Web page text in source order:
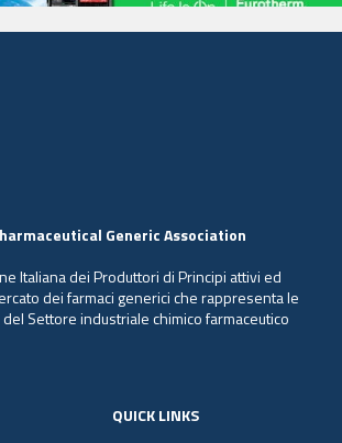
Generic Association
Italiana dei Produttori di Principi attivi ed
dei farmaci generici che rappresenta le
Settore industriale chimico farmaceutico
QUICK LINKS